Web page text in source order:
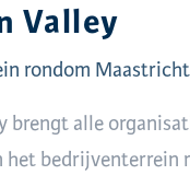
Valley
rondom
brengt alle
het bedrijventerrein